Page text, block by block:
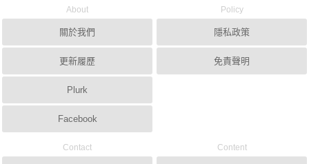
About
關於我們
更新履歷
Plurk
Facebook
Policy
隱私政策
免責聲明
Contact Content